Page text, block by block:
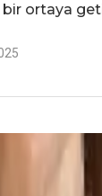
ortaya